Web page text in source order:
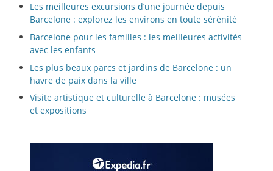
Les meilleures excursions d’une journée depuis
Barcelone : explorez les environs en toute sérénité
Barcelone pour les familles : les meilleures activités
avec les enfants
Les plus beaux parcs et jardins de Barcelone : un
havre de paix dans la ville
Visite artistique et culturelle à Barcelone : musées
et expositions